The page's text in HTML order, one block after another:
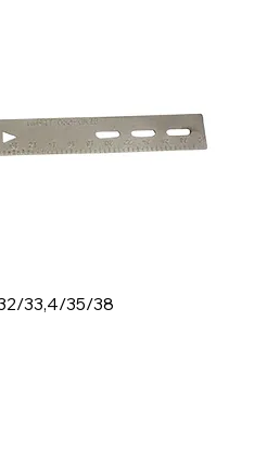
33,4/35/38